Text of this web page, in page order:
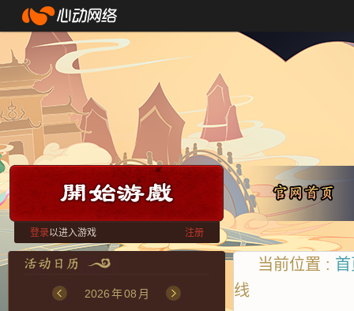
登录以进入游戏 注册
2026年08 月
当前位置 :
线